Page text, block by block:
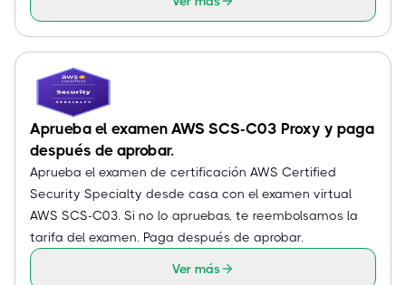
Aprueba el examen AWS SCS-C03 Proxy y paga
después de aprobar.
Aprueba el examen de certificación AWS Certified
Security Specialty desde casa con el examen virtual
AWS SCS-C03. Si no lo apruebas, te reembolsamos la
tarifa del examen. Paga después de aprobar.
Ver más